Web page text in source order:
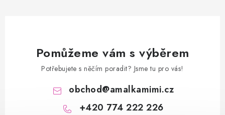
Pomůžeme vám s výběrem
Potřebujete s něčím poradit? Jsme tu pro vás!
obchod@amalkamimi.cz
+420 774 222 226